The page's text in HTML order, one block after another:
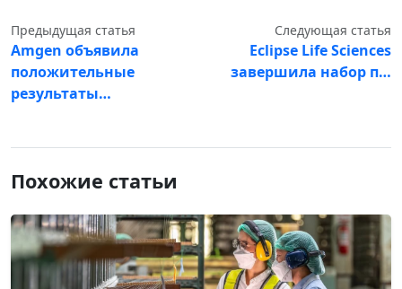
Предыдущая статья
Amgen объявила
положительные
результаты…
Следующая статья
Eclipse Life Sciences
завершила набор п…
Похожие статьи